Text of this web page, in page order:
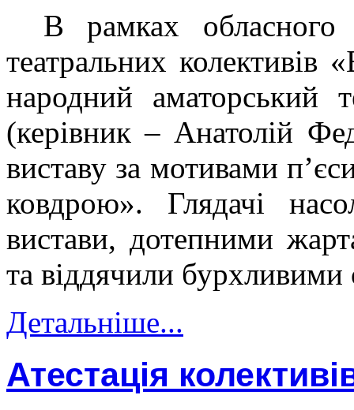
В рамках обласного
театральних колективів
народний аматорський
(керівник – Анатолій
виставу за мотивами
ковдрою». Глядачі
вистави, дотепними
та віддячили
Детальніше...
Атестація